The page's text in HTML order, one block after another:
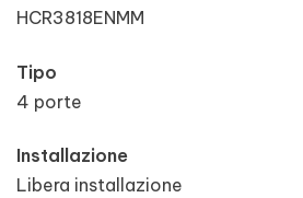
HCR3818ENMM
Tipo
4 porte
Installazione
Libera installazione